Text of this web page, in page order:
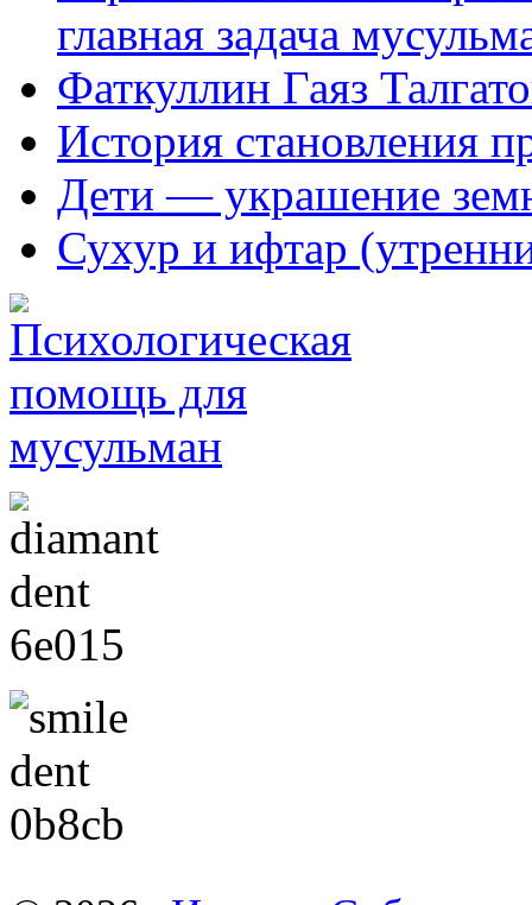
главная задача
Фаткуллин Гаяз
История становления
Дети — украшение
Сухур и ифтар